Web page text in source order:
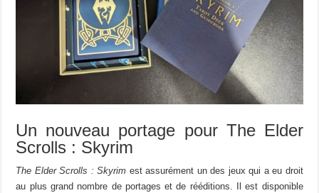
Un nouveau portage pour The Elder
Scrolls : Skyrim
The Elder Scrolls : Skyrim est assurément un des jeux qui a eu droit
au plus grand nombre de portages et de rééditions. Il est disponible